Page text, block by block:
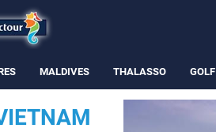
MALDIVES THALASSO GOLF